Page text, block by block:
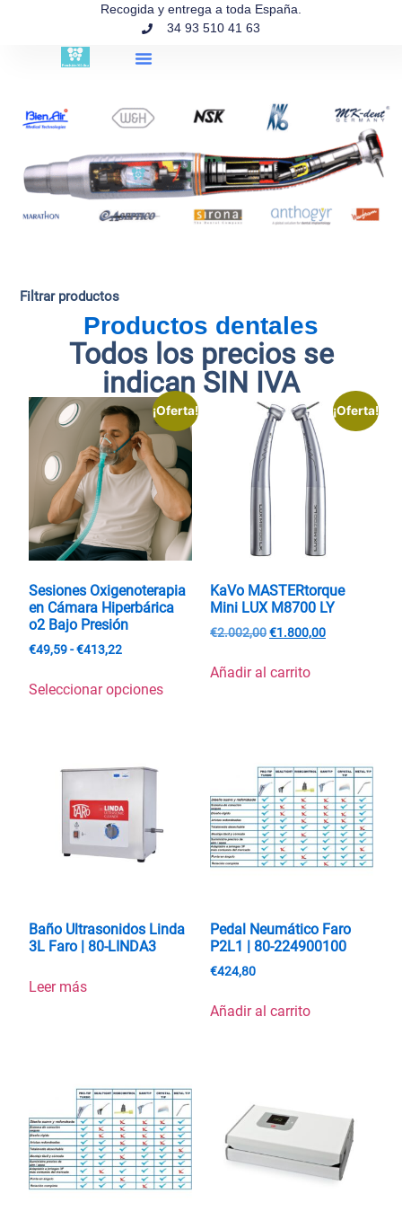
Recogida y entrega a toda España.
34 93 510 41 63
Filtrar productos
Productos dentales
Todos los precios se
indican SIN IVA
¡Oferta!
Sesiones Oxigenoterapia
en Cámara Hiperbárica
o2 Bajo Presión
€49,59 -€413,22
Seleccionar opciones
¡Oferta!
KaVo MASTERtorque
Mini LUX M8700 LY
€2.002,00€1.800,00
Añadir al carrito
Baño Ultrasonidos Linda
3L Faro | 80-LINDA3
Leer más
Pedal Neumático Faro
P2L1 | 80-224900100
€424,80
Añadir al carrito